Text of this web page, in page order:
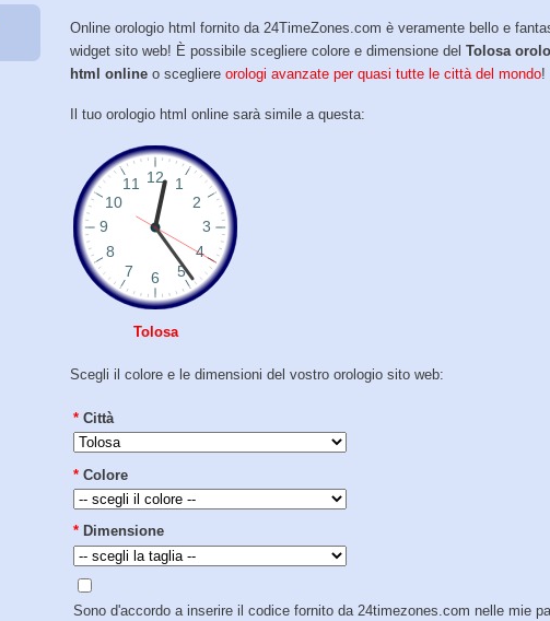
Online orologio html fornito da 24TimeZones.com è veramente bello e
widget sito web! È possibile scegliere colore e dimensione delTolosa
html online o scegliereorologi avanzate per quasi tutte le città del mondo!
Il tuo orologio html online sarà simile a questa:
Tolosa
Scegli il colore e le dimensioni del vostro orologio sito web:
* Città
* Colore
* Dimensione
Sono d'accordo a inserire il codice fornito da 24timezones.com nelle mie